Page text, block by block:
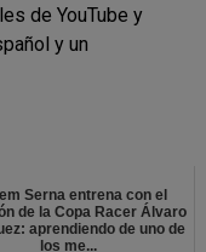
de YouTube y
y un
Serna entrena con el
de la Copa Racer Álvaro
aprendiendo de uno de
los me...